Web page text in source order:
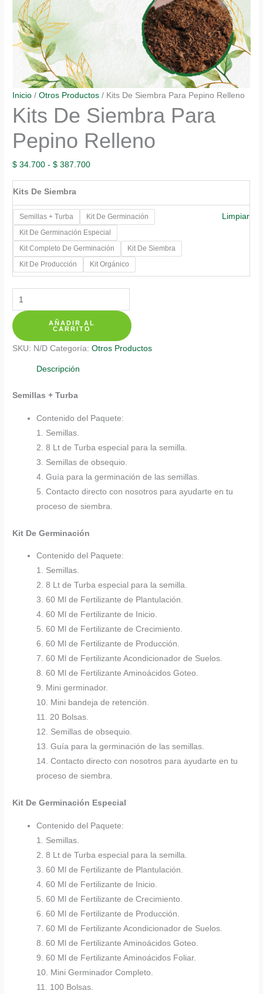
Inicio /Otros Productos / Kits De Siembra Para Pepino Relleno
Kits De Siembra Para
Pepino Relleno
$ 34.700 - $ 387.700Rango
de
desde
$ 34.700
hasta
$ 387.700
Kits De Siembra
Semillas + Turba
Kit De Germinación
Kit De Germinación Especial
Kit Completo De Germinación
Kit De Siembra
Kit De Producción
Kit Orgánico
Limpiar
Kits
De
Siembra
Para
Pepino
Relleno
AÑADIR AL
CARRITO
SKU: N/D Categoría:Otros Productos
Descripción
Semillas + Turba
Contenido del Paquete:
1. Semillas.
2. 8 Lt de Turba especial para la semilla.
3. Semillas de obsequio.
4. Guía para la germinación de las semillas.
5. Contacto directo con nosotros para ayudarte en tu
proceso de siembra.
Kit De Germinación
Contenido del Paquete:
1. Semillas.
2. 8 Lt de Turba especial para la semilla.
3. 60 Ml de Fertilizante de Plantulación.
4. 60 Ml de Fertilizante de Inicio.
5. 60 Ml de Fertilizante de Crecimiento.
6. 60 Ml de Fertilizante de Producción.
7. 60 Ml de Fertilizante Acondicionador de Suelos.
8. 60 Ml de Fertilizante Aminoácidos Goteo.
9. Mini germinador.
10. Mini bandeja de retención.
11. 20 Bolsas.
12. Semillas de obsequio.
13. Guía para la germinación de las semillas.
14. Contacto directo con nosotros para ayudarte en tu
proceso de siembra.
Kit De Germinación Especial
Contenido del Paquete:
1. Semillas.
2. 8 Lt de Turba especial para la semilla.
3. 60 Ml de Fertilizante de Plantulación.
4. 60 Ml de Fertilizante de Inicio.
5. 60 Ml de Fertilizante de Crecimiento.
6. 60 Ml de Fertilizante de Producción.
7. 60 Ml de Fertilizante Acondicionador de Suelos.
8. 60 Ml de Fertilizante Aminoácidos Goteo.
9. 60 Ml de Fertilizante Aminoácidos Foliar.
10. Mini Germinador Completo.
11. 100 Bolsas.